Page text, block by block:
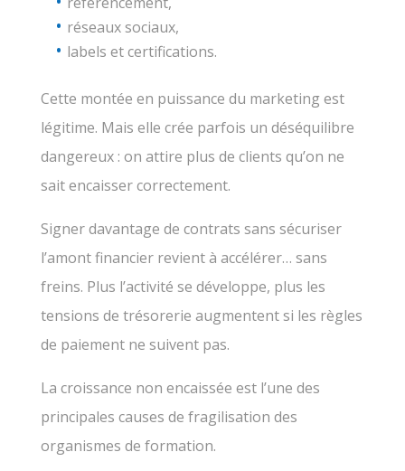
réseaux sociaux,
labels et certifications.
Cette montée en puissance du marketing est
légitime. Mais elle crée parfois un déséquilibre
dangereux : on attire plus de clients qu’on ne
sait encaisser correctement.
Signer davantage de contrats sans sécuriser
l’amont financier revient à accélérer… sans
freins. Plus l’activité se développe, plus les
tensions de trésorerie augmentent si les règles
de paiement ne suivent pas.
La croissance non encaissée est l’une des
principales causes de fragilisation des
organismes de formation.